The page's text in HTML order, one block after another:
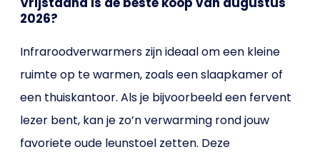
2026?
Infraroodverwarmers zijn ideaal om een kleine
ruimte op te warmen, zoals een slaapkamer of
een thuiskantoor. Als je bijvoorbeeld een fervent
lezer bent, kan je zo’n verwarming rond jouw
favoriete oude leunstoel zetten. Deze